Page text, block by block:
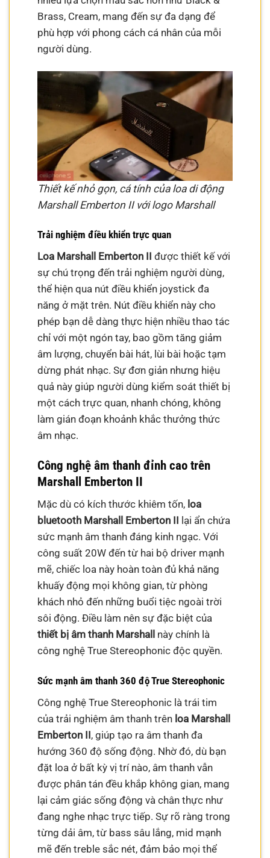
Brass, Cream, mang đến sự đa dạng để
phù hợp với phong cách cá nhân của mỗi
người dùng.
Thiết kế nhỏ gọn, cá tính của loa di động
Marshall Emberton II với logo Marshall
Trải nghiệm điều khiển trực quan
Loa Marshall Emberton II được thiết kế với
sự chú trọng đến trải nghiệm người dùng,
thể hiện qua nút điều khiển joystick đa
năng ở mặt trên. Nút điều khiển này cho
phép bạn dễ dàng thực hiện nhiều thao tác
chỉ với một ngón tay, bao gồm tăng giảm
âm lượng, chuyển bài hát, lùi bài hoặc tạm
dừng phát nhạc. Sự đơn giản nhưng hiệu
quả này giúp người dùng kiểm soát thiết bị
một cách trực quan, nhanh chóng, không
làm gián đoạn khoảnh khắc thưởng thức
âm nhạc.
Công nghệ âm thanh đỉnh cao trên
Marshall Emberton II
Mặc dù có kích thước khiêm tốn, loa
bluetooth Marshall Emberton II lại ẩn chứa
sức mạnh âm thanh đáng kinh ngạc. Với
công suất 20W đến từ hai bộ driver mạnh
mẽ, chiếc loa này hoàn toàn đủ khả năng
khuấy động mọi không gian, từ phòng
khách nhỏ đến những buổi tiệc ngoài trời
sôi động. Điều làm nên sự đặc biệt của
thiết bị âm thanh Marshall
này chính là
công nghệ True Stereophonic độc quyền.
Sức mạnh âm thanh 360 độ True Stereophonic
Công nghệ True Stereophonic là trái tim
của trải nghiệm âm thanh trên loa Marshall
Emberton II, giúp tạo ra âm thanh đa
hướng 360 độ sống động. Nhờ đó, dù bạn
đặt loa ở bất kỳ vị trí nào, âm thanh vẫn
được phân tán đều khắp không gian, mang
lại cảm giác sống động và chân thực như
đang nghe nhạc trực tiếp. Sự rõ ràng trong
từng dải âm, từ bass sâu lắng, mid mạnh
mẽ đến treble sắc nét, đảm bảo mọi thể